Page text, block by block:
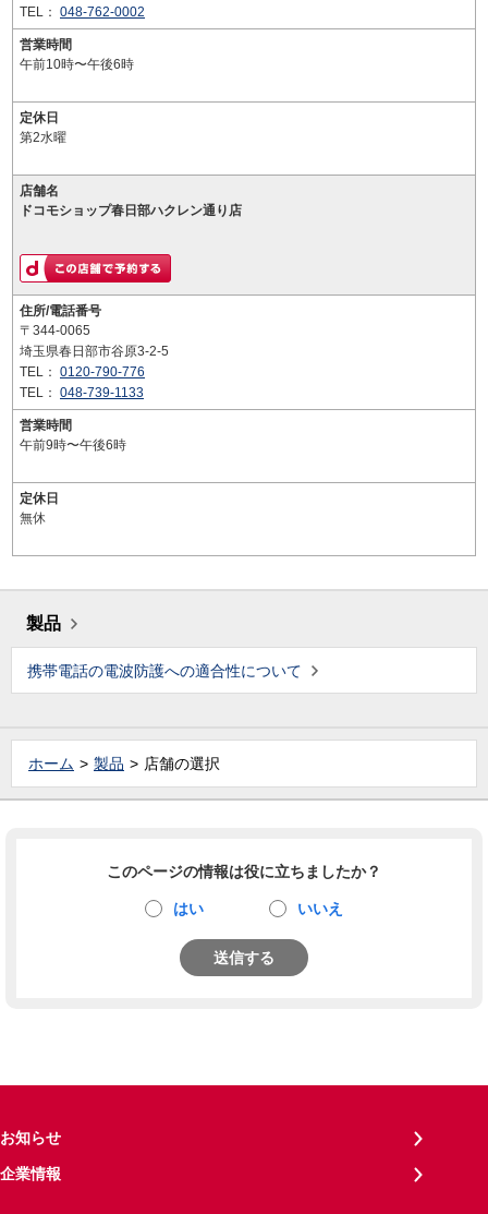
TEL： 048-762-0002
営業時間
午前10時〜午後6時
定休日
第2水曜
店舗名
ドコモショップ春日部ハクレン通り店
住所/電話番号
〒344-0065
埼玉県春日部市谷原3-2-5
TEL： 0120-790-776
TEL： 048-739-1133
営業時間
午前9時〜午後6時
定休日
無休
製品
携帯電話の電波防護への適合性について
ホーム 製品 店舗の選択
このページの情報は役に立ちましたか？
はい いいえ
送信する
お知らせ
企業情報